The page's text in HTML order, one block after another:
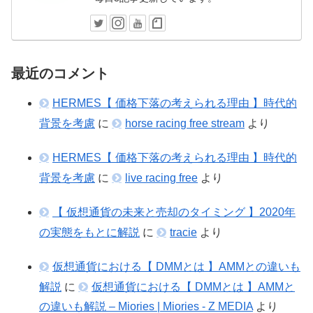
最近のコメント
HERMES【 価格下落の考えられる理由 】時代的
背景を考慮 に horse racing free stream より
HERMES【 価格下落の考えられる理由 】時代的
背景を考慮 に live racing free より
【 仮想通貨の未来と売却のタイミング 】2020年
の実態をもとに解説 に tracie より
仮想通貨における【 DMMとは 】AMMとの違いも
解説 に
仮想通貨における【 DMMとは 】AMMと
の違いも解説 – Miories | Miories - Z MEDIA より